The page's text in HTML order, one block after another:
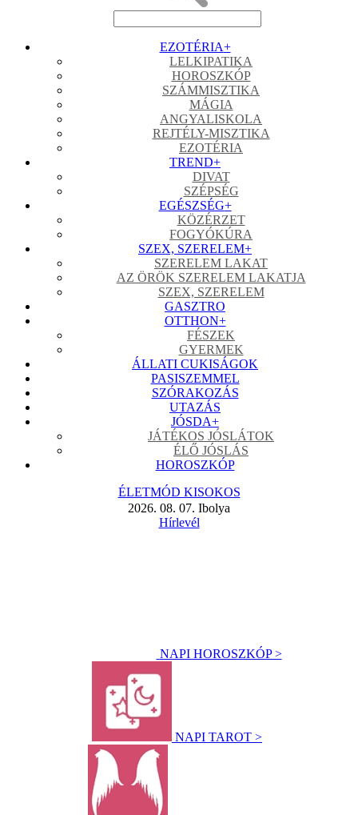
EZOTÉRIA+
LELKIPATIKA
HOROSZKÓP
SZÁMMISZTIKA
MÁGIA
ANGYALISKOLA
REJTÉLY-MISZTIKA
EZOTÉRIA
TREND+
DIVAT
SZÉPSÉG
EGÉSZSÉG+
KÖZÉRZET
FOGYÓKÚRA
SZEX, SZERELEM+
SZERELEM LAKAT
AZ ÖRÖK SZERELEM LAKATJA
SZEX, SZERELEM
GASZTRO
OTTHON+
FÉSZEK
GYERMEK
ÁLLATI CUKISÁGOK
PASISZEMMEL
SZÓRAKOZÁS
UTAZÁS
JÓSDA+
JÁTÉKOS JÓSLÁTOK
ÉLŐ JÓSLÁS
HOROSZKÓP
ÉLETMÓD KISOKOS
2026. 08. 07. Ibolya
Hírlevél
NAPI HOROSZKÓP >
NAPI TAROT >